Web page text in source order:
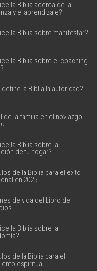
la Biblia acerca de la
y el aprendizaje?
la Biblia sobre manifestar?
la Biblia sobre el coaching
define la Biblia la autoridad?
de la familia en el noviazgo
la Biblia sobre la
de tu hogar?
de la Biblia para el éxito
en 2025
de vida del Libro de
la Biblia sobre la
de la Biblia para el
espiritual